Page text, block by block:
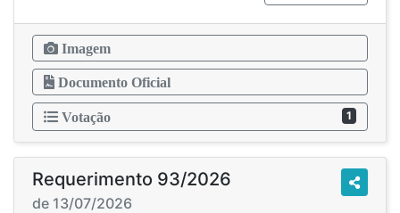
Imagem
Documento Oficial
Votação 1
Requerimento 93/2026
de 13/07/2026